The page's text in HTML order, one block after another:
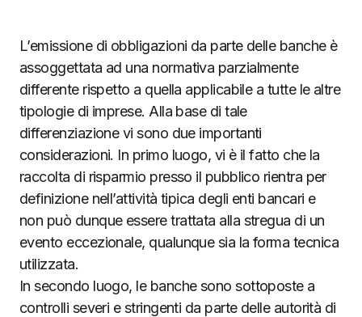
L’emissione di obbligazioni da parte delle banche è
assoggettata ad una normativa parzialmente
differente rispetto a quella applicabile a tutte le altre
tipologie di imprese. Alla base di tale
differenziazione vi sono due importanti
considerazioni. In primo luogo, vi è il fatto che la
raccolta di risparmio presso il pubblico rientra per
definizione nell’attività tipica degli enti bancari e
non può dunque essere trattata alla stregua di un
evento eccezionale, qualunque sia la forma tecnica
utilizzata.
In secondo luogo, le banche sono sottoposte a
controlli severi e stringenti da parte delle autorità di